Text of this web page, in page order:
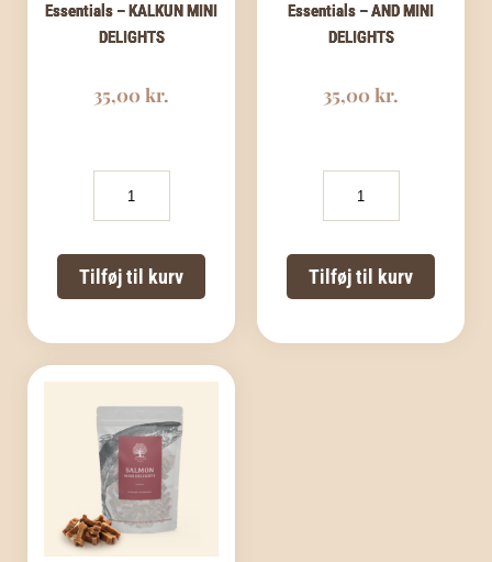
Essentials – KALKUN MINI
DELIGHTS
35,00kr.
KALKUN
DELIGHTS
antal
Tilføj til kurv
Essentials – AND MINI
DELIGHTS
35,00kr.
AND
DELIGHTS
antal
Tilføj til kurv